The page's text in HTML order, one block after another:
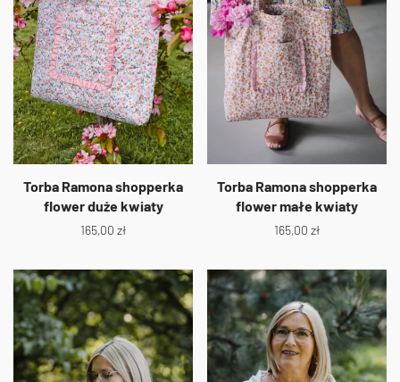
Torba Ramona shopperka
flower duże kwiaty
165,00 zł
Torba Ramona shopperka
flower małe kwiaty
165,00 zł